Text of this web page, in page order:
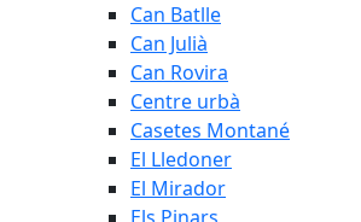
Can Batlle
Can Julià
Can Rovira
Centre urbà
Casetes Montané
El Lledoner
El Mirador